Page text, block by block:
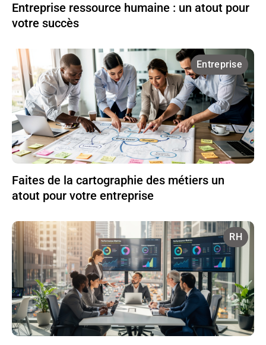
Entreprise ressource humaine : un atout pour
votre succès
Entreprise
Faites de la cartographie des métiers un
atout pour votre entreprise
RH